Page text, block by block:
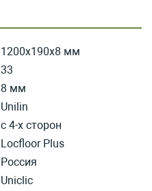
1200x190x8 мм
33
8 мм
Unilin
с 4-х сторон
Locfloor Plus
Россия
Uniclic